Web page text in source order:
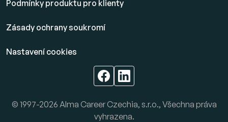
Podmínky produktu pro klienty
Zásady ochrany soukromí
Nastavení cookies
© 1997-2026 Alma Career Czechia, s.r.o., Všechna práva
vyhrazena.